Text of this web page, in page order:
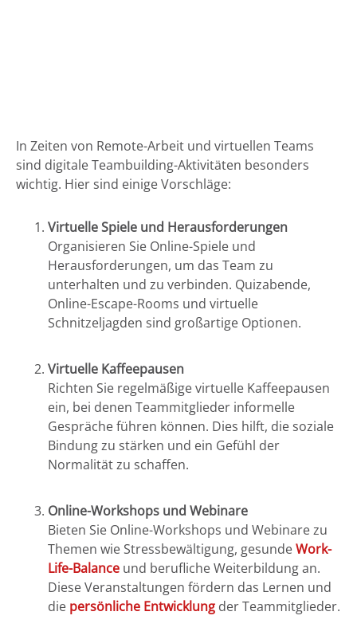
In Zeiten von Remote-Arbeit und virtuellen Teams
sind digitale Teambuilding-Aktivitäten besonders
wichtig. Hier sind einige Vorschläge:
Virtuelle Spiele und Herausforderungen
Organisieren Sie Online-Spiele und
Herausforderungen, um das Team zu
unterhalten und zu verbinden. Quizabende,
Online-Escape-Rooms und virtuelle
Schnitzeljagden sind großartige Optionen.
Virtuelle Kaffeepausen
Richten Sie regelmäßige virtuelle Kaffeepausen
ein, bei denen Teammitglieder informelle
Gespräche führen können. Dies hilft, die soziale
Bindung zu stärken und ein Gefühl der
Normalität zu schaffen.
Online-Workshops und Webinare
Bieten Sie Online-Workshops und Webinare zu
Themen wie Stressbewältigung, gesundeWork-
Life-Balance und berufliche Weiterbildung an.
Diese Veranstaltungen fördern das Lernen und
die persönliche Entwicklung der Teammitglieder.